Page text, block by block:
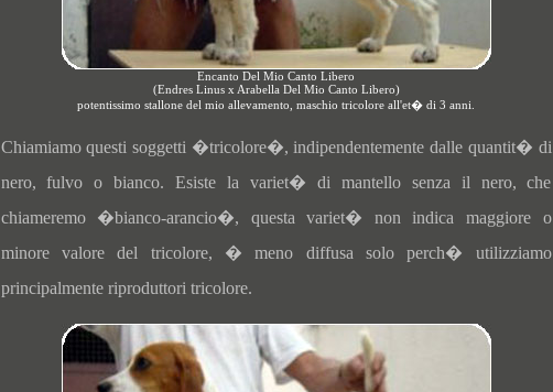
Encanto Del Mio Canto Libero
(Endres Linus x Arabella Del Mio Canto Libero)
potentissimo stallone del mio allevamento, maschio tricolore all'et� di 3 anni.
Chiamiamo questi soggetti �tricolore�, indipendentemente dalle quantit� di
nero, fulvo o bianco. Esiste la variet� di mantello senza il nero, che
chiameremo �bianco-arancio�, questa variet� non indica maggiore o
minore valore del tricolore, � meno diffusa solo perch� utilizziamo
principalmente riproduttori tricolore.